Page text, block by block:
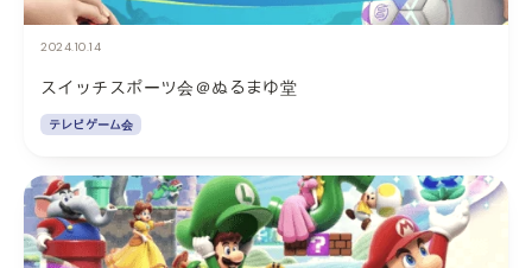
2024.10.14
スイッチスポーツ会＠ぬるまゆ堂
テレビゲーム会